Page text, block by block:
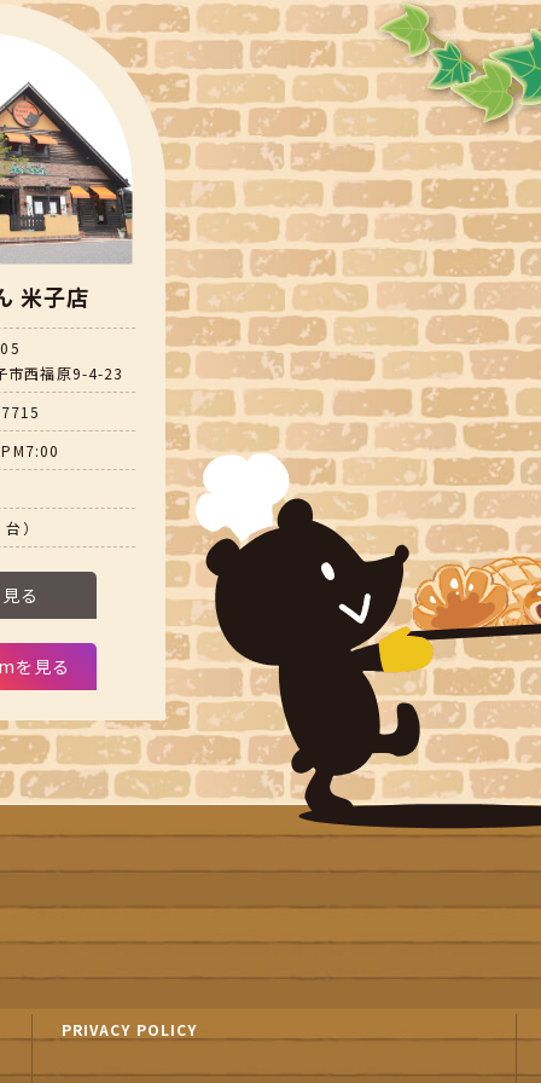
米子店
市西福原9-4-23
）
る
を見る
PRIVACY POLICY